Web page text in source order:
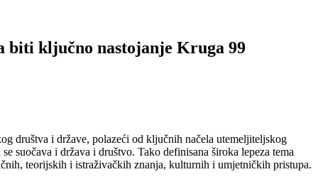
biti ključno nastojanje Kruga 99
društva i države, polazeći od ključnih načela utemeljiteljskog
suočava i država i društvo. Tako definisana široka lepeza tema
teorijskih i istraživačkih znanja, kulturnih i umjetničkih pristupa.